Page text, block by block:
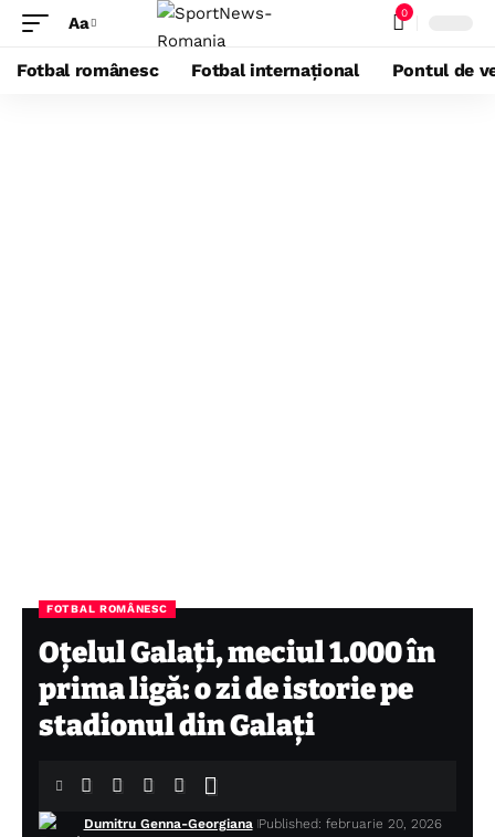
Aa 0
Fotbal românesc Fotbal internațional Pontul de
FOTBAL ROMÂNESC
Oțelul Galați, meciul 1.000 în
prima ligă: o zi de istorie pe
stadionul din Galați
Dumitru Genna-Georgiana Published: februarie 20, 2026